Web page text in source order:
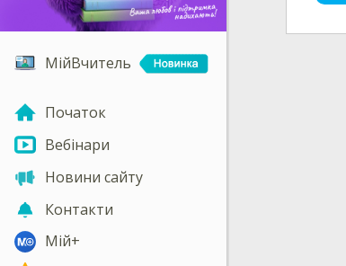
МійВчитель
Початок
Вебінари
Новини сайту
Контакти
Мій+